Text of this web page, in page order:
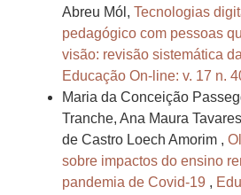
Abreu Mól, Tecnologias
pedagógico com pessoas
visão: revisão sistemática
Educação On-line: v. 17 n.
Maria da Conceição
Tranche, Ana Maura
de Castro Loech Amorim ,
sobre impactos do ensino
pandemia de Covid-19 ,